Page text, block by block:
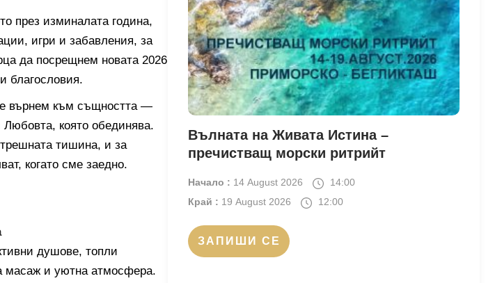
през изминалата година,
игри и забавления, за
да посрещнем новата 2026
благословия.
върнем към същността —
която обединява.
тишина, и за
когато сме заедно.
душове, топли
масаж и уютна атмосфера.
Вълната на Живата Истина –
пречистващ морски ритрийт
Начало : 14 August 2026
14:00
Край : 19 August 2026 12:00
ЗАПИШИ СЕ